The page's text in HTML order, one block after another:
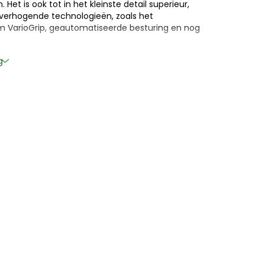
Het is ook tot in het kleinste detail superieur,
technologieën, zoals het
VarioGrip, geautomatiseerde besturing en nog
en kleine onderdelen is deze modeltrekker
de 14 jaar i.v.m. kleine onderdelen*